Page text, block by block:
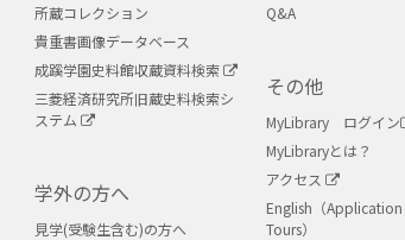
所蔵コレクション
貴重書画像データベース
成蹊学園史料館収蔵資料検索
三菱経済研究所旧蔵史料検索シ
ステム
学外の方へ
見学(受験生含む)の方へ
Q&A
その他
MyLibrary ログイン
MyLibraryとは？
アクセス
English（
Tours）